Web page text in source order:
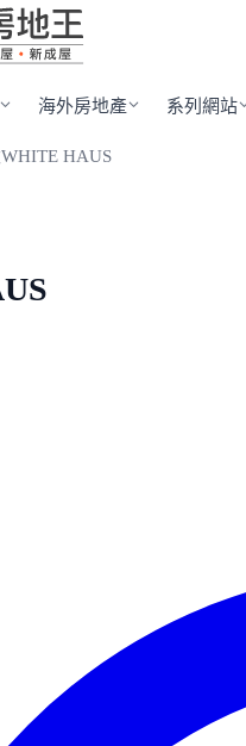
海外房地產 系列網站
HAUS